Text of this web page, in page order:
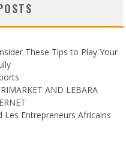
These Tips to Play Your
AND LEBARA
Les Entrepreneurs Africains